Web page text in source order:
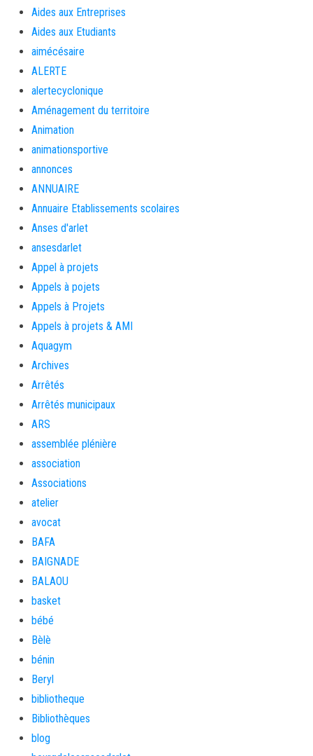
Aides aux Entreprises
Aides aux Etudiants
aimécésaire
ALERTE
alertecyclonique
Aménagement du territoire
Animation
animationsportive
annonces
ANNUAIRE
Annuaire Etablissements scolaires
Anses d'arlet
ansesdarlet
Appel à projets
Appels à pojets
Appels à Projets
Appels à projets & AMI
Aquagym
Archives
Arrêtés
Arrêtés municipaux
ARS
assemblée plénière
association
Associations
atelier
avocat
BAFA
BAIGNADE
BALAOU
basket
bébé
Bèlè
bénin
Beryl
bibliotheque
Bibliothèques
blog